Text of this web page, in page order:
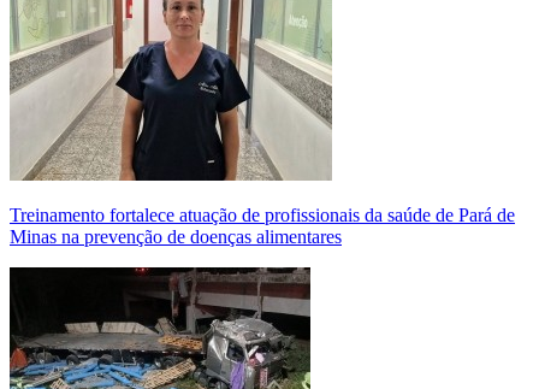
Treinamento fortalece atuação de profissionais da saúde de Pará de
Minas na prevenção de doenças alimentares